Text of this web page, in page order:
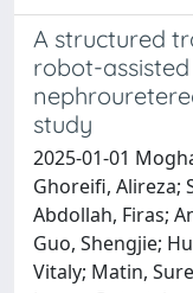
A structured
robot-
study
2025-01-01
Ghoreifi, Alireza;
Abdollah, Firas;
Guo, Shengjie;
Vitaly; Matin,